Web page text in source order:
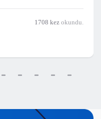
1708 kez okundu.